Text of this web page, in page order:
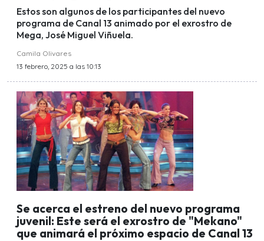
Estos son algunos de los participantes del nuevo
programa de Canal 13 animado por el exrostro de
Mega, José Miguel Viñuela.
Camila Olivares
13 febrero, 2025 a las 10:13
Se acerca el estreno del nuevo programa
juvenil: Este será el exrostro de "Mekano"
que animará el próximo espacio de Canal 13